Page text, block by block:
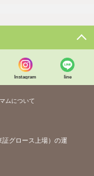
Instagram line
ムについて
証グロース上場）の運